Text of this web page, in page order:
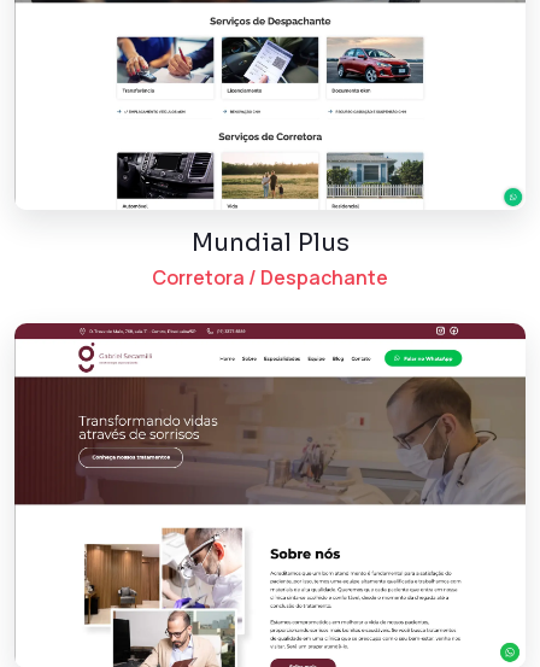
Mundial Plus
Corretora / Despachante